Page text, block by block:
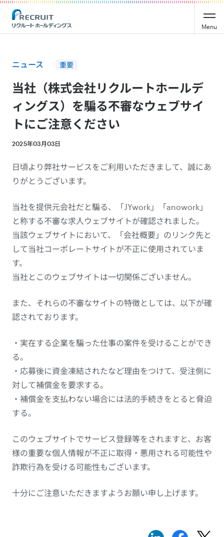
Recruit Holdings
Menu
ニュース 重要
当社（株式会社リクルートホールデ
ィングス）を騙る不審なウェブサイ
トにご注意ください
2025年03月03日
日頃より弊社サービスをご利用いただきまして、誠にあ
りがとうございます。
当社を提供元会社だと騙る、「JYwork」「anowork」
と称する不審な求人ウェブサイトが確認されました。
当該ウェブサイトにおいて、「会社概要」のリンク先と
して当社コーポレートサイトが不正に使用されていま
す。
当社とこのウェブサイトは一切関係ございません。
また、それらの不審なサイトの特徴としては、以下が確
認されております。
・実在する企業を騙った仕事の案件を受けることができ
る。
・応募後に資金凍結されたなど理由をつけて、受注側に
対して補償金を要求する。
・補償金を支払わない場合には法的手続きをとると脅迫
する。
このウェブサイトでサービス登録等をされますと、お客
様の重要な個人情報が不正に取得・悪用される可能性や
詐欺行為を受ける可能性もございます。
十分にご注意いただきますようお願い申し上げます。